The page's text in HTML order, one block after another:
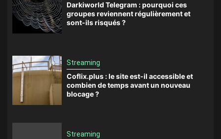
Darkiworld Telegram : pourquoi ces
groupes reviennent régulièrement et
sont-ils risqués ?
Streaming
Coflix.plus : le site est-il accessible et
combien de temps avant un nouveau
blocage ?
Streaming